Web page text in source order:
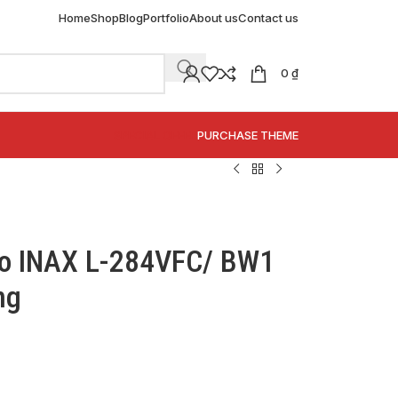
HomeShopBlogPortfolioAbout usContact us
0 ₫
PURCHASE THEME
L-284VFC/ BW1